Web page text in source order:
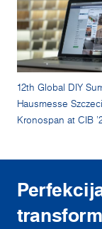
12th Global DIY
Hausmesse
Kronospan at CIB